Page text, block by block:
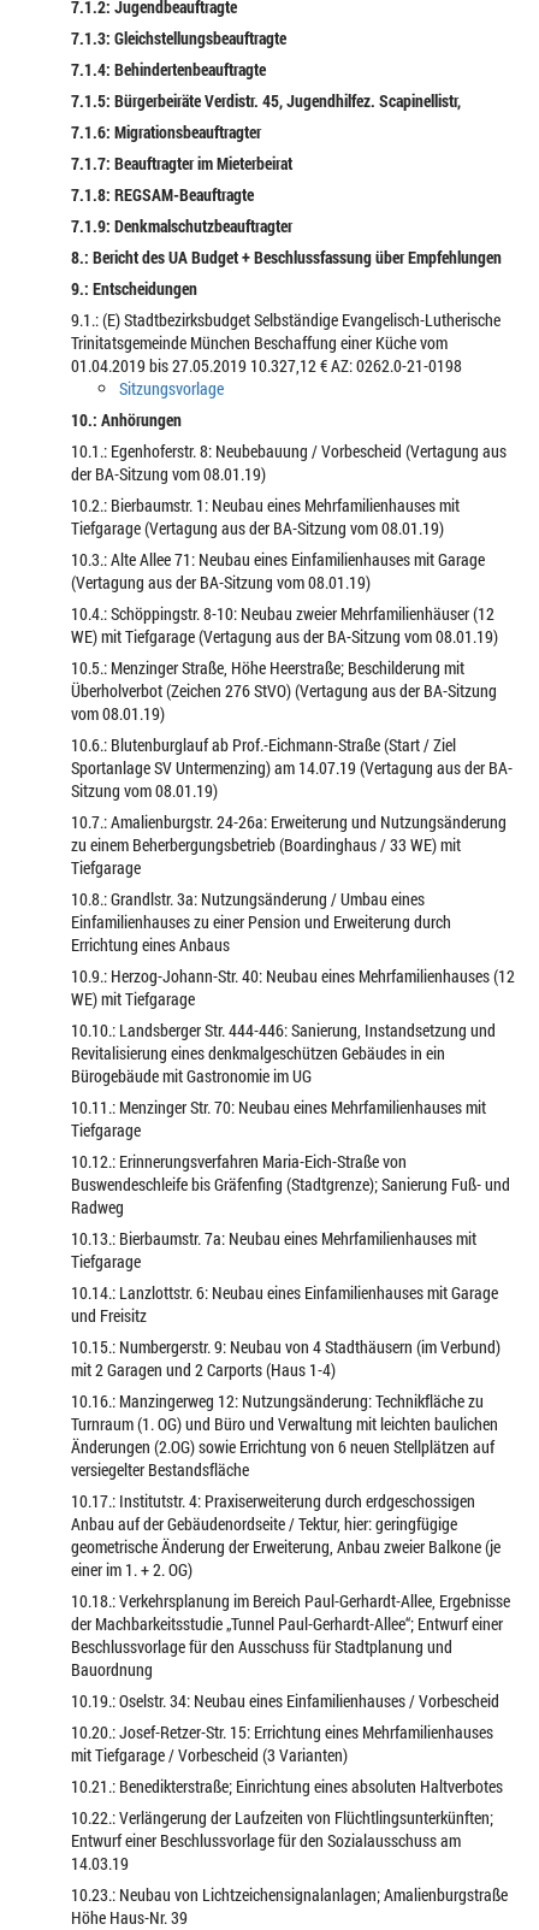
7.1.2: Jugendbeauftragte
7.1.3: Gleichstellungsbeauftragte
7.1.4: Behindertenbeauftragte
7.1.5: Bürgerbeiräte Verdistr. 45, Jugendhilfez. Scapinellistr,
7.1.6: Migrationsbeauftragter
7.1.7: Beauftragter im Mieterbeirat
7.1.8: REGSAM-Beauftragte
7.1.9: Denkmalschutzbeauftragter
8.: Bericht des UA Budget + Beschlussfassung über Empfehlungen
9.: Entscheidungen
9.1.: (E) Stadtbezirksbudget Selbständige Evangelisch-Lutherische
Trinitatsgemeinde München Beschaffung einer Küche vom
01.04.2019 bis 27.05.2019 10.327,12 € AZ: 0262.0-21-0198
Sitzungsvorlage
10.: Anhörungen
10.1.: Egenhoferstr. 8: Neubebauung / Vorbescheid (Vertagung aus
der BA-Sitzung vom 08.01.19)
10.2.: Bierbaumstr. 1: Neubau eines Mehrfamilienhauses mit
Tiefgarage (Vertagung aus der BA-Sitzung vom 08.01.19)
10.3.: Alte Allee 71: Neubau eines Einfamilienhauses mit Garage
(Vertagung aus der BA-Sitzung vom 08.01.19)
10.4.: Schöppingstr. 8-10: Neubau zweier Mehrfamilienhäuser (12
WE) mit Tiefgarage (Vertagung aus der BA-Sitzung vom 08.01.19)
10.5.: Menzinger Straße, Höhe Heerstraße; Beschilderung mit
Überholverbot (Zeichen 276 StVO) (Vertagung aus der BA-Sitzung
vom 08.01.19)
10.6.: Blutenburglauf ab Prof.-Eichmann-Straße (Start / Ziel
Sportanlage SV Untermenzing) am 14.07.19 (Vertagung aus der BA-
Sitzung vom 08.01.19)
10.7.: Amalienburgstr. 24-26a: Erweiterung und Nutzungsänderung
zu einem Beherbergungsbetrieb (Boardinghaus / 33 WE) mit
Tiefgarage
10.8.: Grandlstr. 3a: Nutzungsänderung / Umbau eines
Einfamilienhauses zu einer Pension und Erweiterung durch
Errichtung eines Anbaus
10.9.: Herzog-Johann-Str. 40: Neubau eines Mehrfamilienhauses (12
WE) mit Tiefgarage
10.10.: Landsberger Str. 444-446: Sanierung, Instandsetzung und
Revitalisierung eines denkmalgeschützen Gebäudes in ein
Bürogebäude mit Gastronomie im UG
10.11.: Menzinger Str. 70: Neubau eines Mehrfamilienhauses mit
Tiefgarage
10.12.: Erinnerungsverfahren Maria-Eich-Straße von
Buswendeschleife bis Gräfenfing (Stadtgrenze); Sanierung Fuß- und
Radweg
10.13.: Bierbaumstr. 7a: Neubau eines Mehrfamilienhauses mit
Tiefgarage
10.14.: Lanzlottstr. 6: Neubau eines Einfamilienhauses mit Garage
und Freisitz
10.15.: Numbergerstr. 9: Neubau von 4 Stadthäusern (im Verbund)
mit 2 Garagen und 2 Carports (Haus 1-4)
10.16.: Manzingerweg 12: Nutzungsänderung: Technikfläche zu
Turnraum (1. OG) und Büro und Verwaltung mit leichten baulichen
Änderungen (2.OG) sowie Errichtung von 6 neuen Stellplätzen auf
versiegelter Bestandsfläche
10.17.: Institutstr. 4: Praxiserweiterung durch erdgeschossigen
Anbau auf der Gebäudenordseite / Tektur, hier: geringfügige
geometrische Änderung der Erweiterung, Anbau zweier Balkone (je
einer im 1. + 2. OG)
10.18.: Verkehrsplanung im Bereich Paul-Gerhardt-Allee, Ergebnisse
der Machbarkeitsstudie „Tunnel Paul-Gerhardt-Allee“; Entwurf einer
Beschlussvorlage für den Ausschuss für Stadtplanung und
Bauordnung
10.19.: Oselstr. 34: Neubau eines Einfamilienhauses / Vorbescheid
10.20.: Josef-Retzer-Str. 15: Errichtung eines Mehrfamilienhauses
mit Tiefgarage / Vorbescheid (3 Varianten)
10.21.: Benedikterstraße; Einrichtung eines absoluten Haltverbotes
10.22.: Verlängerung der Laufzeiten von Flüchtlingsunterkünften;
Entwurf einer Beschlussvorlage für den Sozialausschuss am
14.03.19
10.23.: Neubau von Lichtzeichensignalanlagen; Amalienburgstraße
Höhe Haus-Nr. 39